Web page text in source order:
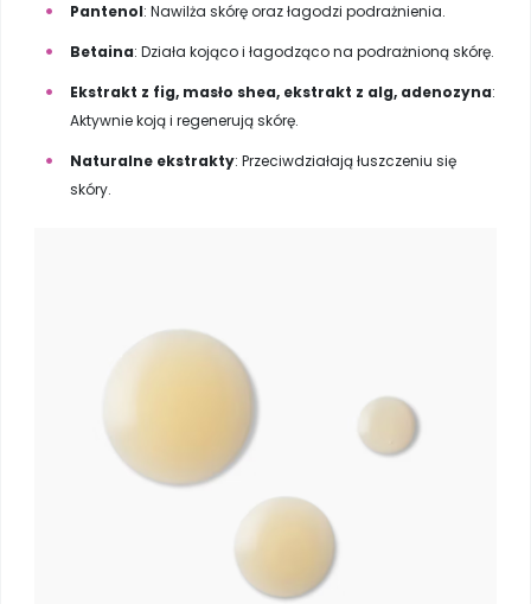
Pantenol: Nawilża skórę oraz łagodzi podrażnienia.
Betaina: Działa kojąco i łagodząco na podrażnioną skórę.
Ekstrakt z fig, masło shea, ekstrakt z alg, adenozyna:
Aktywnie koją i regenerują skórę.
Naturalne ekstrakty: Przeciwdziałają łuszczeniu się
skóry.